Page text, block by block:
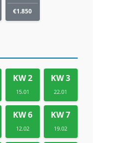
€1.850
KW 2
15.01
KW 3
22.01
KW 6
12.02
KW 7
19.02